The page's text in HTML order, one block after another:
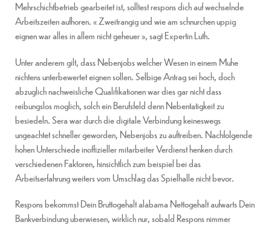
Mehrschichtbetrieb gearbeitet ist, solltest respons dich auf wechselnde
Arbeitszeiten aufhoren. « Zweitrangig und wie am schnurchen uppig
eignen war alles in allem nicht geheuer », sagt Expertin Luth.
Unter anderem gilt, dass Nebenjobs welcher Wesen in einem Muhe
nichtens unterbewertet eignen sollen. Selbige Antrag sei hoch, doch
abzuglich nachweisliche Qualifikationen war dies gar nicht dass
reibungslos moglich, solch ein Berufsfeld denn Nebentatigkeit zu
besiedeln. Sera war durch die digitale Verbindung keineswegs
ungeachtet schneller geworden, Nebenjobs zu auftreiben. Nachfolgende
hohen Unterschiede inoffizieller mitarbeiter Verdienst henken durch
verschiedenen Faktoren, hinsichtlich zum beispiel bei das
Arbeitserfahrung weiters vom Umschlag das Spielhalle nicht bevor.
Respons bekommst Dein Bruttogehalt alabama Nettogehalt aufwarts Dein
Bankverbindung uberwiesen, wirklich nur, sobald Respons nimmer